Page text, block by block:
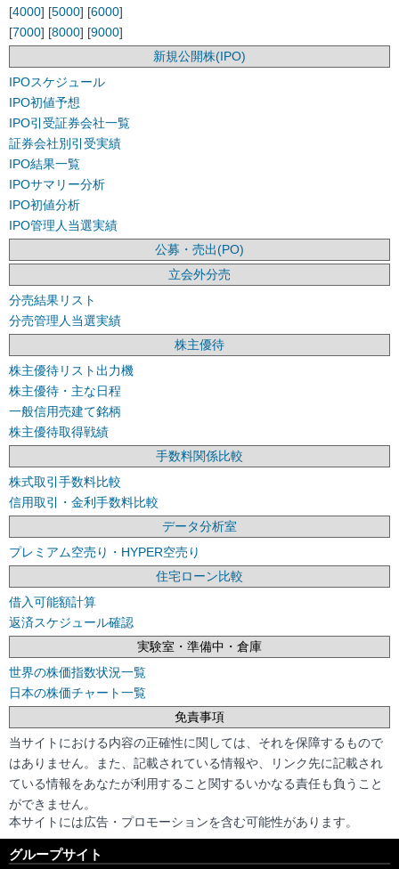
[4000] [5000] [6000]
[7000] [8000] [9000]
新規公開株(IPO)
IPOスケジュール
IPO初値予想
IPO引受証券会社一覧
証券会社別引受実績
IPO結果一覧
IPOサマリー分析
IPO初値分析
IPO管理人当選実績
公募・売出(PO)
立会外分売
分売結果リスト
分売管理人当選実績
株主優待
株主優待リスト出力機
株主優待・主な日程
一般信用売建て銘柄
株主優待取得戦績
手数料関係比較
株式取引手数料比較
信用取引・金利手数料比較
データ分析室
プレミアム空売り・HYPER空売り
住宅ローン比較
借入可能額計算
返済スケジュール確認
実験室・準備中・倉庫
世界の株価指数状況一覧
日本の株価チャート一覧
免責事項
当サイトにおける内容の正確性に関しては、それを保障するもので
はありません。また、記載されている情報や、リンク先に記載され
ている情報をあなたが利用すること関するいかなる責任も負うこと
ができません。
本サイトには広告・プロモーションを含む可能性があります。
グループサイト